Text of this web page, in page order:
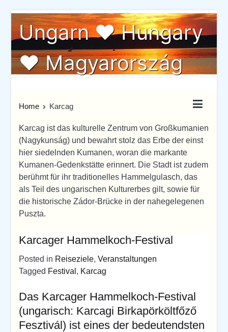
Skip
content
Ungarn ♥ Hungary
♥ Magyarország
Home Karcag
Karcag ist das kulturelle Zentrum von Großkumanien
(Nagykunság) und bewahrt stolz das Erbe der einst
hier siedelnden Kumanen, woran die markante
Kumanen-Gedenkstätte erinnert. Die Stadt ist zudem
berühmt für ihr traditionelles Hammelgulasch, das
als Teil des ungarischen Kulturerbes gilt, sowie für
die historische Zádor-Brücke in der nahegelegenen
Puszta.
Karcager Hammelkoch-Festival
Posted in Reiseziele,Veranstaltungen
Tagged Festival , Karcag
Das Karcager Hammelkoch-Festival
(ungarisch: Karcagi Birkapörköltfőző
Fesztivál) ist eines der bedeutendsten